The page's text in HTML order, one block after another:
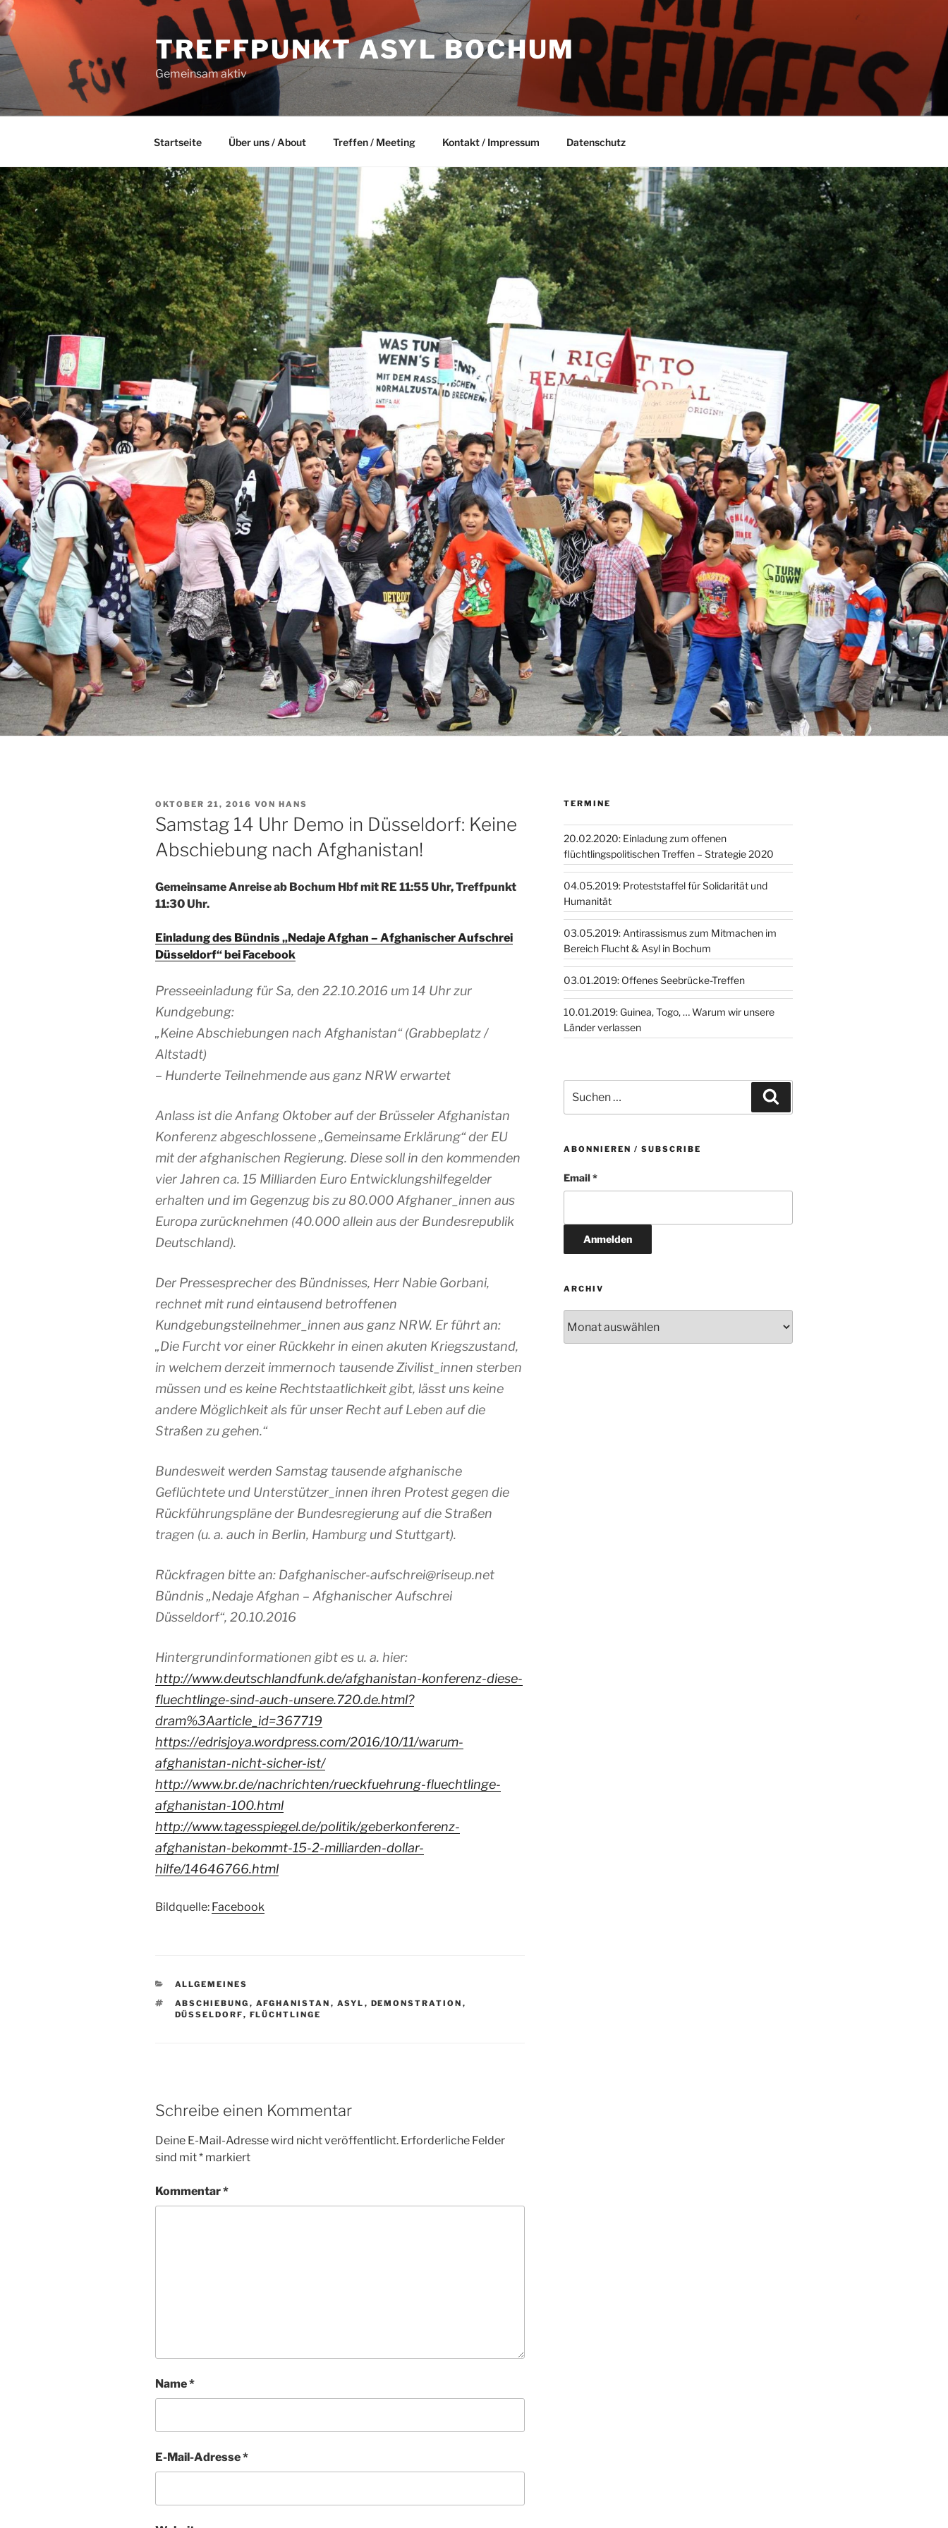
Zum
Inhalt
springen
TREFFPUNKT ASYL BOCHUM
Gemeinsam aktiv
Startseite Über uns / About Treffen / Meeting Kontakt / Impressum Datenschutz
VERÖFFENTLICHT
AM
OKTOBER 21, 2016 VON HANS
Samstag 14 Uhr Demo in Düsseldorf: Keine
Abschiebung nach Afghanistan!
Gemeinsame Anreise ab Bochum Hbf mit RE 11:55 Uhr, Treffpunkt
11:30 Uhr.
Einladung des Bündnis„Nedaje Afghan – Afghanischer Aufschrei
Düsseldorf“bei Facebook
Presseeinladung für Sa, den 22.10.2016 um 14 Uhr zur
Kundgebung:
„Keine Abschiebungen nach Afghanistan“ (Grabbeplatz /
Altstadt)
– Hunderte Teilnehmende aus ganz NRW erwartet
Anlass ist die Anfang Oktober auf der Brüsseler Afghanistan
Konferenz abgeschlossene „Gemeinsame Erklärung“ der EU
mit der afghanischen Regierung. Diese soll in den kommenden
vier Jahren ca. 15 Milliarden Euro Entwicklungshilfegelder
erhalten und im Gegenzug bis zu 80.000 Afghaner_innen aus
Europa zurücknehmen (40.000 allein aus der Bundesrepublik
Deutschland).
Der Pressesprecher des Bündnisses, Herr Nabie Gorbani,
rechnet mit rund eintausend betroffenen
Kundgebungsteilnehmer_innen aus ganz NRW. Er führt an:
„Die Furcht vor einer Rückkehr in einen akuten Kriegszustand,
in welchem derzeit immernoch tausende Zivilist_innen sterben
müssen und es keine Rechtstaatlichkeit gibt, lässt uns keine
andere Möglichkeit als für unser Recht auf Leben auf die
Straßen zu gehen.“
Bundesweit werden Samstag tausende afghanische
Geflüchtete und Unterstützer_innen ihren Protest gegen die
Rückführungspläne der Bundesregierung auf die Straßen
tragen (u. a. auch in Berlin, Hamburg und Stuttgart).
Rückfragen bitte an: Dafghanischer-aufschrei@riseup.net
Bündnis „Nedaje Afghan – Afghanischer Aufschrei
Düsseldorf“, 20.10.2016
Hintergrundinformationen gibt es u. a. hier:
http://www.deutschlandfunk.de/afghanistan-konferenz-diese-
fluechtlinge-sind-auch-unsere.720.de.html?
dram%3Aarticle_id=367719
https://edrisjoya.wordpress.com/2016/10/11/warum-
afghanistan-nicht-sicher-ist/
http://www.br.de/nachrichten/rueckfuehrung-fluechtlinge-
afghanistan-100.html
http://www.tagesspiegel.de/politik/geberkonferenz-
afghanistan-bekommt-15-2-milliarden-dollar-
hilfe/14646766.html
Bildquelle: Facebook
KATEGORIEN
ALLGEMEINES
SCHLAGWÖRTER
ABSCHIEBUNG , AFGHANISTAN , ASYL , DEMONSTRATION ,
DÜSSELDORF, FLÜCHTLINGE
Schreibe einen Kommentar
Deine E-Mail-Adresse wird nicht veröffentlicht. Erforderliche Felder
sind mit* markiert
Kommentar*
Name*
E-Mail-Adresse*
TERMINE
20.02.2020: Einladung zum offenen
flüchtlingspolitischen Treffen – Strategie 2020
04.05.2019: Proteststaffel für Solidarität und
Humanität
03.05.2019: Antirassismus zum Mitmachen im
Bereich Flucht & Asyl in Bochum
03.01.2019: Offenes Seebrücke-Treffen
10.01.2019: Guinea, Togo, … Warum wir unsere
Länder verlassen
nach:
ABONNIEREN / SUBSCRIBE
Email *
ARCHIV